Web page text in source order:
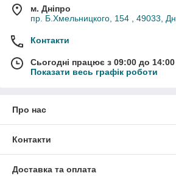
м. Дніпро
пр. Б.Хмельницкого, 154 , 49033,
Контакти
Сьогодні працює з 09:00 до 14:00
Показати весь графік роботи
Про нас
Контакти
Доставка та оплата